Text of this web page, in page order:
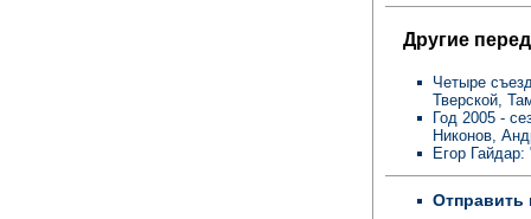
Другие
Четыре
Тверской,
Год 2005 -
Никонов,
Егор
Отправить